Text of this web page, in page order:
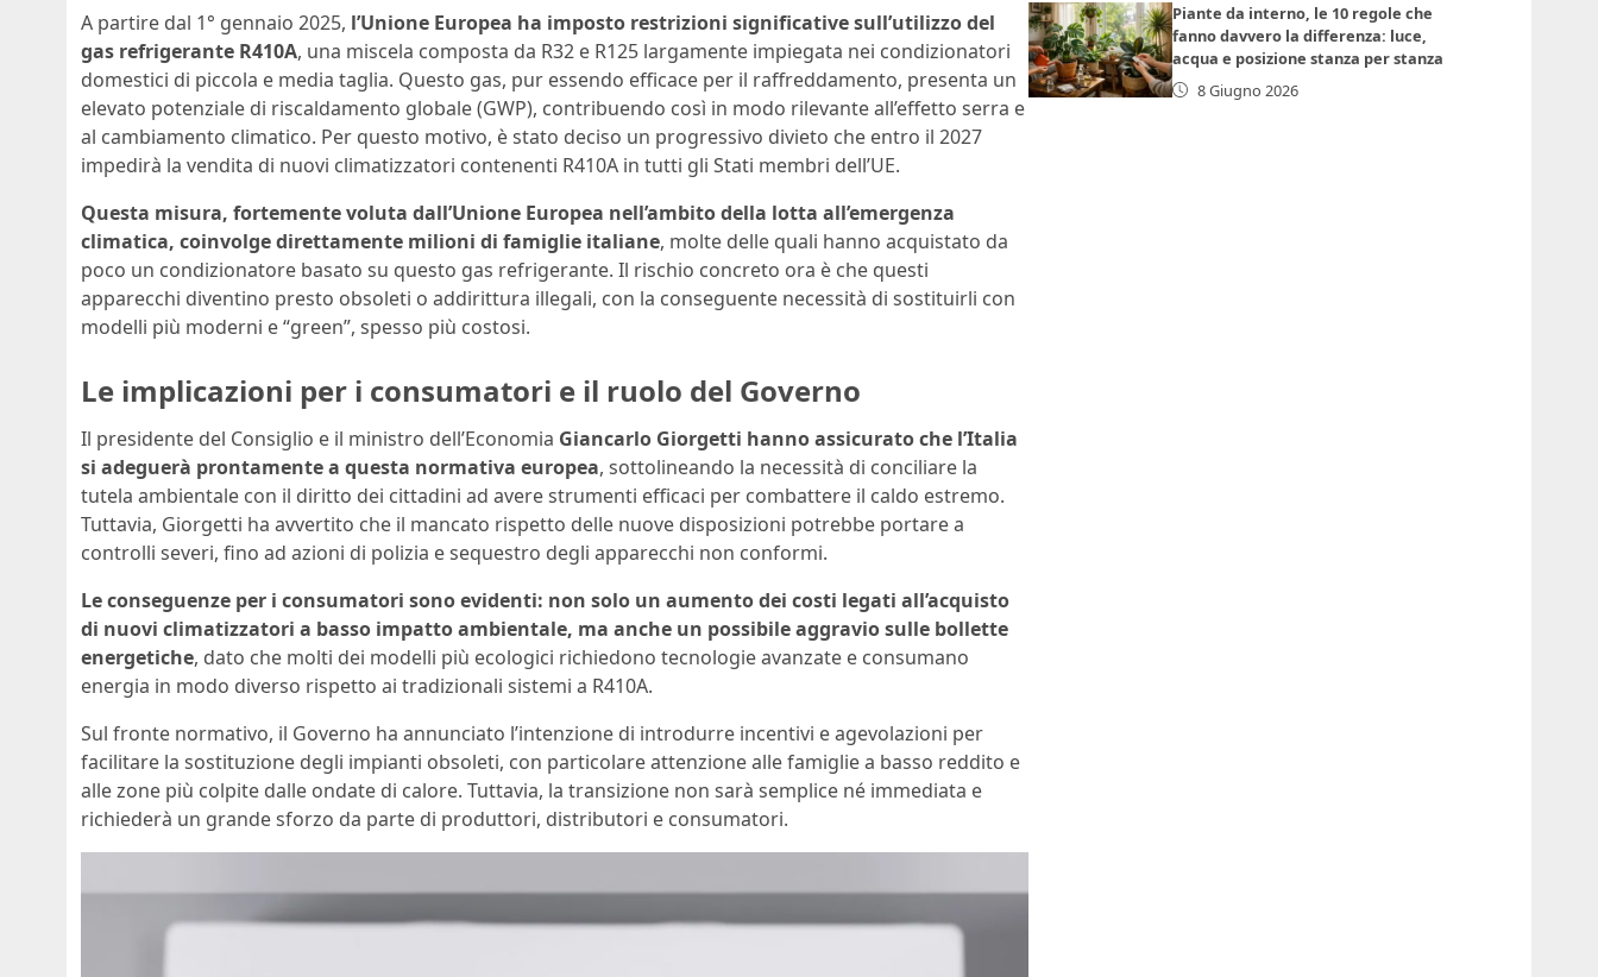
A partire dal 1° gennaio 2025, l’Unione Europea ha imposto restrizioni significative sull’utilizzo del
gas refrigerante R410A, una miscela composta da R32 e R125 largamente impiegata nei condizionatori
domestici di piccola e media taglia. Questo gas, pur essendo efficace per il raffreddamento, presenta un
elevato potenziale di riscaldamento globale (GWP), contribuendo così in modo rilevante all’effetto serra e
al cambiamento climatico. Per questo motivo, è stato deciso un progressivo divieto che entro il 2027
impedirà la vendita di nuovi climatizzatori contenenti R410A in tutti gli Stati membri dell’UE.
Questa misura, fortemente voluta dall’Unione Europea nell’ambito della lotta all’emergenza
climatica, coinvolge direttamente milioni di famiglie italiane, molte delle quali hanno acquistato da
poco un condizionatore basato su questo gas refrigerante. Il rischio concreto ora è che questi
apparecchi diventino presto obsoleti o addirittura illegali, con la conseguente necessità di sostituirli con
modelli più moderni e “green”, spesso più costosi.
Le implicazioni per i consumatori e il ruolo del Governo
Il presidente del Consiglio e il ministro dell’Economia Giancarlo Giorgetti hanno assicurato che l’Italia
si adeguerà prontamente a questa normativa europea, sottolineando la necessità di conciliare la
tutela ambientale con il diritto dei cittadini ad avere strumenti efficaci per combattere il caldo estremo.
Tuttavia, Giorgetti ha avvertito che il mancato rispetto delle nuove disposizioni potrebbe portare a
controlli severi, fino ad azioni di polizia e sequestro degli apparecchi non conformi.
Le conseguenze per i consumatori sono evidenti: non solo un aumento dei costi legati all’acquisto
di nuovi climatizzatori a basso impatto ambientale, ma anche un possibile aggravio sulle bollette
energetiche, dato che molti dei modelli più ecologici richiedono tecnologie avanzate e consumano
energia in modo diverso rispetto ai tradizionali sistemi a R410A.
Sul fronte normativo, il Governo ha annunciato l’intenzione di introdurre incentivi e agevolazioni per
facilitare la sostituzione degli impianti obsoleti, con particolare attenzione alle famiglie a basso reddito e
alle zone più colpite dalle ondate di calore. Tuttavia, la transizione non sarà semplice né immediata e
richiederà un grande sforzo da parte di produttori, distributori e consumatori.
Piante da interno, le 10 regole che
fanno davvero la differenza: luce,
acqua e posizione stanza per stanza
8 Giugno 2026